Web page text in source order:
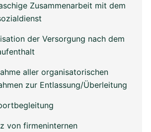
Zusammenarbeit mit dem
der Versorgung nach dem
aller organisatorischen
zur Entlassung/Überleitung
von firmeninternen